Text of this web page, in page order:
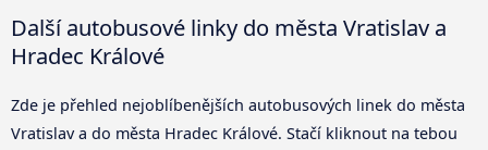
Další autobusové linky do města Vratislav a
Hradec Králové
Zde je přehled nejoblíbenějších autobusových linek do města
Vratislav a do města Hradec Králové. Stačí kliknout na tebou